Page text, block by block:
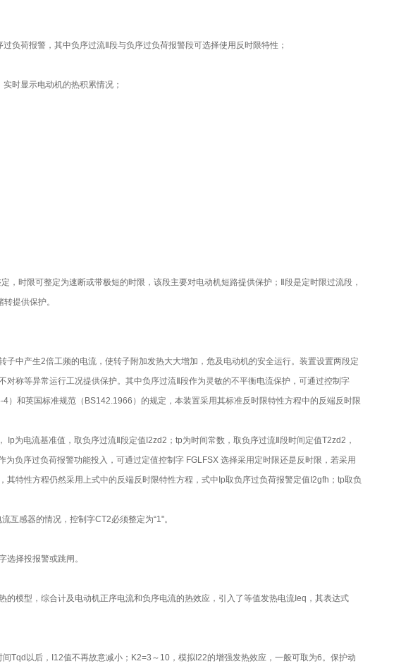
负荷报警，其中负序过流Ⅱ段与负序过负荷报警段可选择使用反时限特性；
时显示电动机的热积累情况；
，时限可整定为速断或带极短的时限，该段主要对电动机短路提供保护；Ⅱ段是定时限过流段，
提供保护。
中产生2倍工频的电流，使转子附加发热大大增加，危及电动机的安全运行。装置设置两段定
称等异常运行工况提供保护。其中负序过流Ⅱ段作为灵敏的不平衡电流保护，可通过控制字
）和英国标准规范（BS142.1966）的规定，本装置采用其标准反时限特性方程中的反端反时限
为电流基准值，取负序过流Ⅱ段定值I2zd2；tp为时间常数，取负序过流Ⅱ段时间定值T2zd2，
负序过负荷报警功能投入，可通过定值控制字 FGLFSX 选择采用定时限还是反时限，若采用
特性方程仍然采用上式中的反端反时限特性方程，式中Ip取负序过负荷报警定值I2gfh；tp取负
互感器的情况，控制字CT2必须整定为“1"。
选择投报警或跳闸。
模型，综合计及电动机正序电流和负序电流的热效应，引入了等值发热电流Ieq，其表达式
Tqd以后，I12值不再故意减小；K2=3～10，模拟I22的增强发热效应，一般可取为6。保护动